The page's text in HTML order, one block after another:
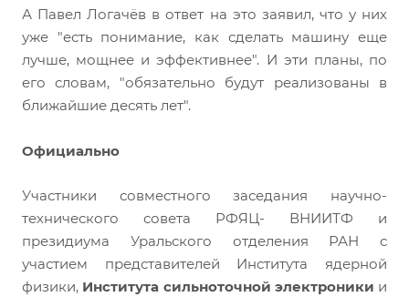
А Павел Логачёв в ответ на это заявил, что у них
уже "есть понимание, как сделать машину еще
лучше, мощнее и эффективнее". И эти планы, по
его словам, "обязательно будут реализованы в
ближайшие десять лет".
Официально
Участники совместного заседания научно-
технического совета РФЯЦ- ВНИИТФ и
президиума Уральского отделения РАН с
участием представителей Института ядерной
физики, Института сильноточной электроники и